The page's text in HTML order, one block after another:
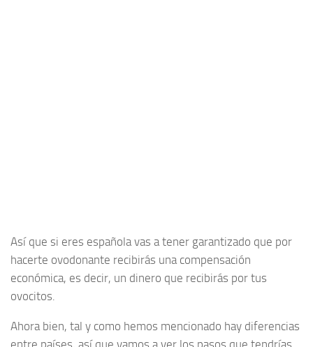
Así que si eres española vas a tener garantizado que por
hacerte ovodonante recibirás una compensación
económica, es decir, un dinero que recibirás por tus
ovocitos.
Ahora bien, tal y como hemos mencionado hay diferencias